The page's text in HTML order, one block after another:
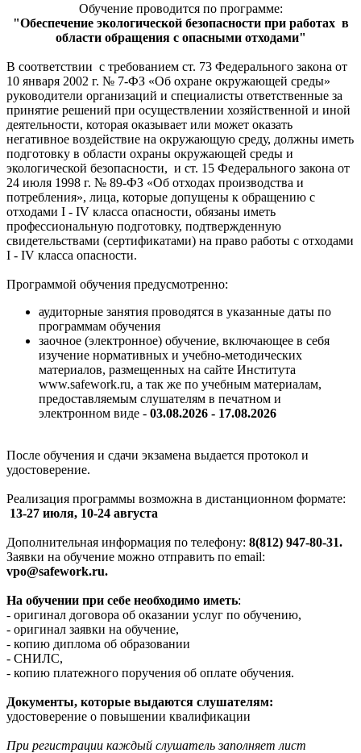
Обучение проводится по программе:
"Обеспечение экологической безопасности при работах в
области обращения с опасными отходами"
В соответствии с требованием ст. 73 Федерального закона от
10 января 2002 г. № 7-ФЗ «Об охране окружающей среды»
руководители организаций и специалисты ответственные за
принятие решений при осуществлении хозяйственной и иной
деятельности, которая оказывает или может оказать
негативное воздействие на окружающую среду, должны иметь
подготовку в области охраны окружающей среды и
экологической безопасности, и ст. 15 Федерального закона от
24 июля 1998 г. № 89-ФЗ «Об отходах производства и
потребления», лица, которые допущены к обращению с
отходами I - IV класса опасности, обязаны иметь
профессиональную подготовку, подтвержденную
свидетельствами (сертификатами) на право работы с отходами
I - IV класса опасности.
Программой обучения предусмотренно:
аудиторные занятия проводятся в указанные даты по
программам обучения
заочное (электронное) обучение, включающее в себя
изучение нормативных и учебно-методических
материалов, размещенных на сайте Института
www.safework.ru, а так же по учебным материалам,
предоставляемым слушателям в печатном и
электронном виде - 03.08.2026 - 17.08.2026
После обучения и сдачи экзамена выдается протокол и
удостоверение.
Реализация программы возможна в дистанционном формате:
13-27 июля, 10-24 августа
Дополнительная информация по телефону: 8(812) 947-80-31.
Заявки на обучение можно отправить по email:
vpo@safework.ru.
На обучении при себе необходимо иметь:
- оригинал договора об оказании услуг по обучению,
- оригинал заявки на обучение,
- копию диплома об образовании
- СНИЛС,
- копию платежного поручения об оплате обучения.
Документы, которые выдаются слушателям:
удостоверение о повышении квалификации
При регистрации каждый слушатель заполняет лист